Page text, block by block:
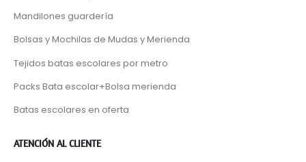
Mandilones guardería
Bolsas y Mochilas de Mudas y Merienda
Tejidos batas escolares por metro
Packs Bata escolar+Bolsa merienda
Batas escolares en oferta
ATENCIÓN AL CLIENTE